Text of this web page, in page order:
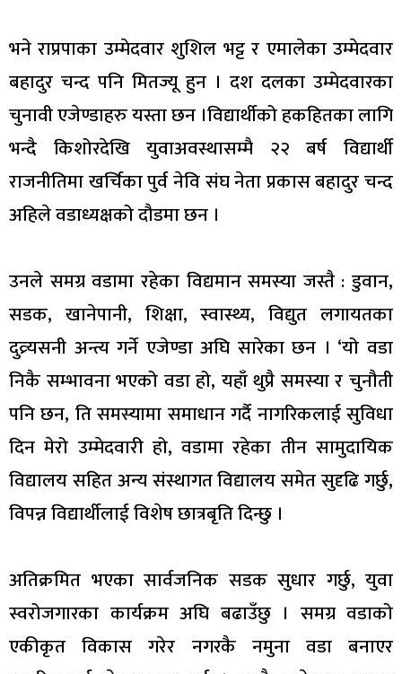
भने राप्रपाका उम्मेदवार शुशिल भट्ट र एमालेका उम्मेदवार
बहादुर चन्द पनि मितज्यू हुन । दश दलका उम्मेदवारका
चुनावी एजेण्डाहरु यस्ता छन ।विद्यार्थीको हकहितका लागि
भन्दै किशोरदेखि युवाअवस्थासम्मै २२ बर्ष विद्यार्थी
राजनीतिमा खर्चिका पुर्व नेवि संघ नेता प्रकास बहादुर चन्द
अहिले वडाध्यक्षको दौडमा छन ।
उनले समग्र वडामा रहेका विद्यमान समस्या जस्तै : डुवान,
सडक, खानेपानी, शिक्षा, स्वास्थ्य, विद्युत लगायतका
दुव्र्यसनी अन्त्य गर्ने एजेण्डा अघि सारेका छन । ‘यो वडा
निकै सम्भावना भएको वडा हो, यहाँ थुप्रै समस्या र चुनौती
पनि छन, ति समस्यामा समाधान गर्दै नागरिकलाई सुविधा
दिन मेरो उम्मेदवारी हो, वडामा रहेका तीन सामुदायिक
विद्यालय सहित अन्य संस्थागत विद्यालय समेत सुदृढि गर्छु,
विपन्न विद्यार्थीलाई विशेष छात्रबृति दिन्छु ।
अतिक्रमित भएका सार्वजनिक सडक सुधार गर्छु, युवा
स्वरोजगारका कार्यक्रम अघि बढाउँछु । समग्र वडाको
एकीकृत विकास गरेर नगरकै नमुना वडा बनाएर